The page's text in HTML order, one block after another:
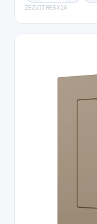
ZEZVITR55X1A